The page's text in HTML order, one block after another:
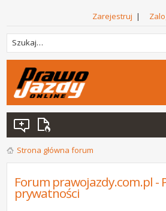
Zarejestruj |
Strona główna forum
Forum prawojazdy.com.pl -
prywatności